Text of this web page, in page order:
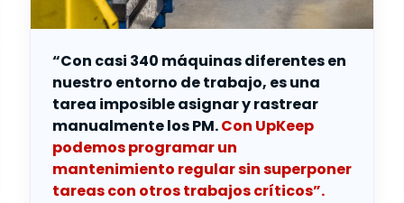
“Con casi 340 máquinas diferentes en
nuestro entorno de trabajo, es una
tarea imposible asignar y rastrear
manualmente los PM.Con UpKeep
podemos programar un
mantenimiento regular sin superponer
tareas con otros trabajos críticos”.